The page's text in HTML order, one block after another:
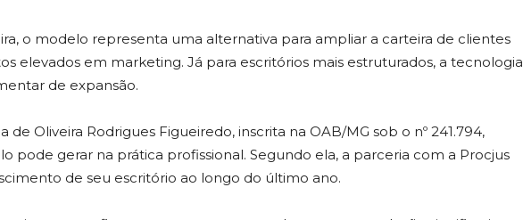
o modelo representa uma alternativa para ampliar a carteira de clientes
elevados em marketing. Já para escritórios mais estruturados, a tecnologia
de expansão.
Oliveira Rodrigues Figueiredo, inscrita na OAB/MG sob o nº 241.794,
pode gerar na prática profissional. Segundo ela, a parceria com a Procjus
de seu escritório ao longo do último ano.